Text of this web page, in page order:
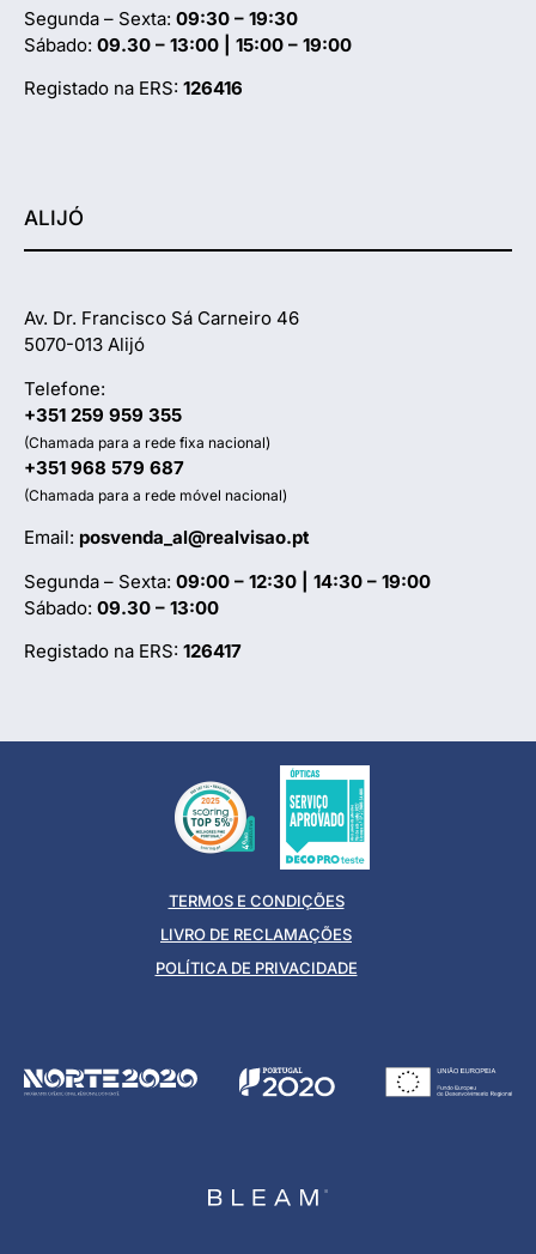
Segunda – Sexta: 09:30 – 19:30
Sábado: 09.30 – 13:00 | 15:00 – 19:00
Registado na ERS: 126416
ALIJÓ
Av. Dr. Francisco Sá Carneiro 46
5070-013 Alijó
Telefone:
+351 259 959 355
(Chamada para a rede fixa nacional)
+351 968 579 687
(Chamada para a rede móvel nacional)
Email: posvenda_al@realvisao.pt
Segunda – Sexta: 09:00 – 12:30 | 14:30 – 19:00
Sábado: 09.30 – 13:00
Registado na ERS: 126417
TERMOS E CONDIÇÕES
LIVRO DE RECLAMAÇÕES
POLÍTICA DE PRIVACIDADE